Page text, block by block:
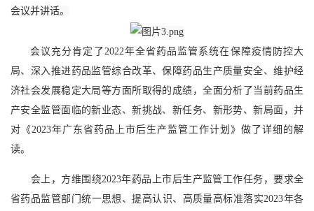
会议并讲话。
会议充分肯定了2022年全省药品监管系统在保障疫情防控大
局、深入推进药品监管综合改革、保障药品生产质量安全、维护经
济社会发展稳定大局等方面所取得的成绩，全面分析了当前药品生
产安全监管面临的新业态、新挑战、新任务、新形势、新局面，并
对《2023年广东省药品上市后生产监管工作计划》做了详细的解
读。
会上，方维围绕2023年药品上市后生产监管工作任务，要求全
省药品监管部门统一思想、提高认识、高质量高标准落实2023年各